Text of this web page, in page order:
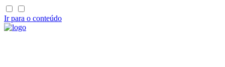
Ir para o conteúdo